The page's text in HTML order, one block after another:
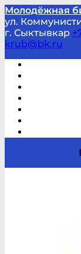
Молодёжная
ул.
г. Сыктывкар
krub@bk.ru